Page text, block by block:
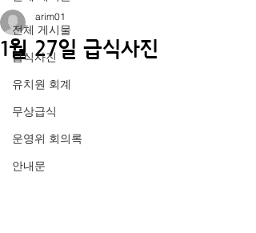
전체 게시물
급식사진
유치원 회계
무상급식
운영위 회의록
안내문
1월 27일 급식사진
arim01